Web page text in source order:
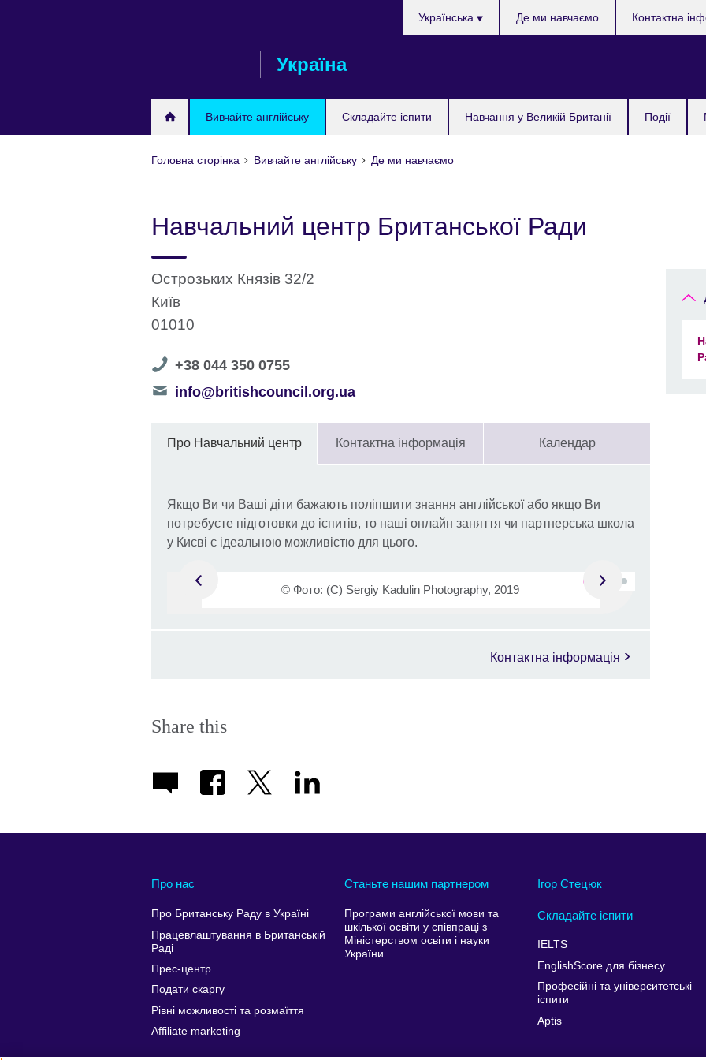
Україна
Вивчайте англійську Складайте іспити Навчання у Великій Британії Події
Українська Де ми навчаємо Контактна
Головна сторінка Вивчайте англійську Де ми навчаємо
Навчальний центр Британської Ради
Острозьких Князів 32/2
Київ
01010
Telephone
number
+38 044 350 0755
Telephone
info@britishcouncil.org.ua
Про Навчальний центр Контактна інформація Календар
Якщо Ви чи Ваші діти бажають поліпшити знання англійської або якщо Ви
потребуєте підготовки до іспитів, то наші онлайн заняття чи партнерська школа
у Києві є ідеальною можливістю для цього.
© Фото: (С) Sergiy Kadulin Photography, 2019
Контактна інформація
Share this
Про нас
Про Британську Раду в Україні
Працевлаштування в Британській
Раді
Прес-центр
Подати скаргу
Рівні можливості та розмаїття
Affiliate marketing
Станьте нашим партнером
Програми англійської мови та
шкілької освіти у співпраці з
Міністерством освіти і науки
України
Ігор Стецюк
Складайте іспити
IELTS
EnglishScore для бізнесу
Професійні та університетські
іспити
Aptis